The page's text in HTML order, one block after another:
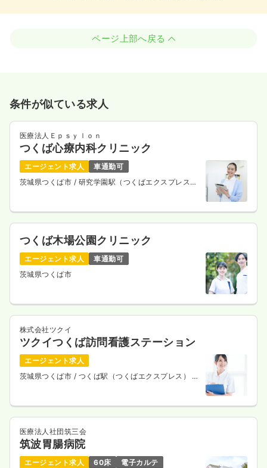
ページ上部へ戻る
条件が似ている求人
医療法人Ｅｐｓｙｌｏｎ
つくば心療内科クリニック
エージェント求人
車通勤可
茨城県つくば市 / 研究学園駅（つくばエクスプレス）
つくば木場公園クリニック
エージェント求人
車通勤可
茨城県つくば市
株式会社ツクイ
ツクイつくば訪問看護ステーション
エージェント求人
茨城県つくば市 / つくば駅（つくばエクスプレス） 徒
医療法人社団筑三会
筑波胃腸病院
エージェント求人 60床
電子カルテ